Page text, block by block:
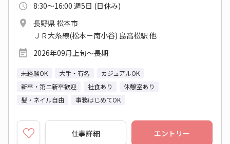
8:30～16:00 週5日 (日休み)
長野県 松本市
ＪＲ大糸線(松本－南小谷) 島高松駅 他
2026年09月上旬～長期
未経験OK 大手・有名
カジュアルOK
新卒・第二新卒歓迎
社食あり
休憩室あり
髪・ネイル自由
事務はじめてOK
仕事詳細 エントリー